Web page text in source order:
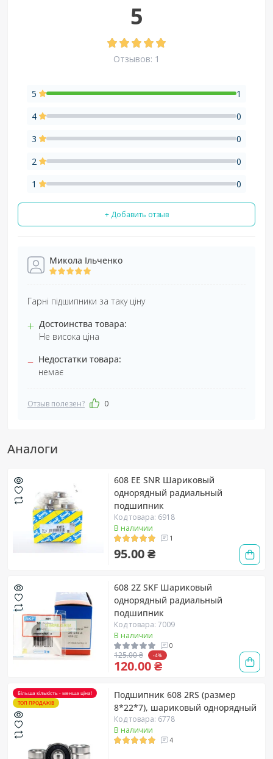
5
Отзывов: 1
5
1
4
0
3
0
2
0
1
0
+ Добавить отзыв
Микола Ільченко
Гарні підшипники за таку ціну
+ Достоинства товара:
Не висока ціна
– Недостатки товара:
немає
Отзыв полезен? 0
Аналоги
608 EE SNR Шариковый
однорядный радиальный
подшипник
Код товара: 6918
В наличии
1
95.00 ₴
608 2Z SKF Шариковый
однорядный радиальный
подшипник
Код товара: 7009
В наличии
0
125.00 ₴ -4%
120.00 ₴
Більша кількість - менша ціна!
ТОП ПРОДАЖІВ
Подшипник 608 2RS (размер
8*22*7), шариковый однорядный
Код товара: 6778
В наличии
4